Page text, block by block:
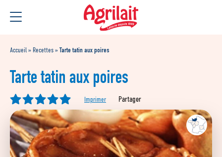
au
contenu
Accueil » Recettes»Tarte tatin aux poires
Tarte tatin aux poires
Imprimer Partager